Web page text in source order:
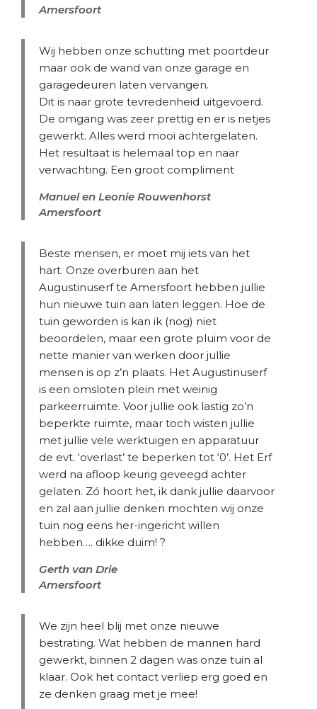
Amersfoort
Wij hebben onze schutting met poortdeur
maar ook de wand van onze garage en
garagedeuren laten vervangen.
Dit is naar grote tevredenheid uitgevoerd.
De omgang was zeer prettig en er is netjes
gewerkt. Alles werd mooi achtergelaten.
Het resultaat is helemaal top en naar
verwachting. Een groot compliment
Manuel en Leonie Rouwenhorst
Amersfoort
Beste mensen, er moet mij iets van het
hart. Onze overburen aan het
Augustinuserf te Amersfoort hebben jullie
hun nieuwe tuin aan laten leggen. Hoe de
tuin geworden is kan ik (nog) niet
beoordelen, maar een grote pluim voor de
nette manier van werken door jullie
mensen is op z’n plaats. Het Augustinuserf
is een omsloten plein met weinig
parkeerruimte. Voor jullie ook lastig zo’n
beperkte ruimte, maar toch wisten jullie
met jullie vele werktuigen en apparatuur
de evt. ‘overlast’ te beperken tot ‘0’. Het Erf
werd na afloop keurig geveegd achter
gelaten. Zó hoort het, ik dank jullie daarvoor
en zal aan jullie denken mochten wij onze
tuin nog eens her-ingericht willen
hebben…. dikke duim! ?
Gerth van Drie
Amersfoort
We zijn heel blij met onze nieuwe
bestrating. Wat hebben de mannen hard
gewerkt, binnen 2 dagen was onze tuin al
klaar. Ook het contact verliep erg goed en
ze denken graag met je mee!